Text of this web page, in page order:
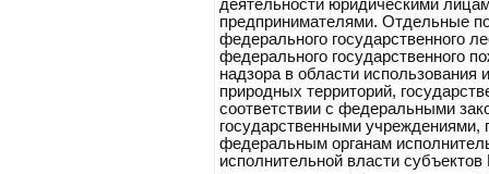
деятельности юридическими
предпринимателями. Отдельные
федерального государственного
федерального государственного
надзора в области
природных территорий,
соответствии с федеральными
государственными учреждениями,
федеральным органам
исполнительной власти